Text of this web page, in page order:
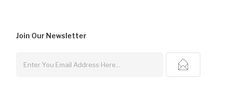
Join Our Newsletter